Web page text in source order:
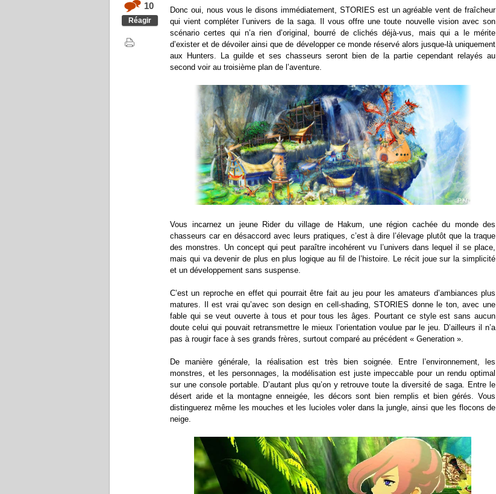
10
Réagir
Donc oui, nous vous le disons immédiatement, STORIES est un agréable vent de fraîcheur
qui vient compléter l’univers de la saga. Il vous offre une toute nouvelle vision avec son
scénario certes qui n’a rien d’original, bourré de clichés déjà-vus, mais qui a le mérite
d’exister et de dévoiler ainsi que de développer ce monde réservé alors jusque-là uniquement
aux Hunters. La guilde et ses chasseurs seront bien de la partie cependant relayés au
second voir au troisième plan de l’aventure.
Vous incarnez un jeune Rider du village de Hakum, une région cachée du monde des
chasseurs car en désaccord avec leurs pratiques, c’est à dire l’élevage plutôt que la traque
des monstres. Un concept qui peut paraître incohérent vu l’univers dans lequel il se place,
mais qui va devenir de plus en plus logique au fil de l’histoire. Le récit joue sur la simplicité
et un développement sans suspense.
C’est un reproche en effet qui pourrait être fait au jeu pour les amateurs d’ambiances plus
matures. Il est vrai qu’avec son design en cell-shading, STORIES donne le ton, avec une
fable qui se veut ouverte à tous et pour tous les âges. Pourtant ce style est sans aucun
doute celui qui pouvait retransmettre le mieux l’orientation voulue par le jeu. D’ailleurs il n’a
pas à rougir face à ses grands frères, surtout comparé au précédent « Generation ».
De manière générale, la réalisation est très bien soignée. Entre l’environnement, les
monstres, et les personnages, la modélisation est juste impeccable pour un rendu optimal
sur une console portable. D’autant plus qu’on y retrouve toute la diversité de saga. Entre le
désert aride et la montagne enneigée, les décors sont bien remplis et bien gérés. Vous
distinguerez même les mouches et les lucioles voler dans la jungle, ainsi que les flocons de
neige.